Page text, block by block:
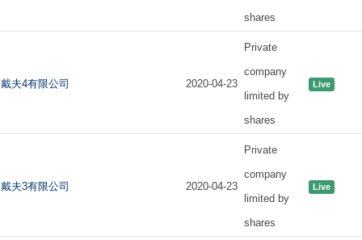
shares
戴夫4有限公司 2020-04-23
Private
company
limited by
shares
Live
戴夫3有限公司 2020-04-23
Private
company
limited by
shares
Live